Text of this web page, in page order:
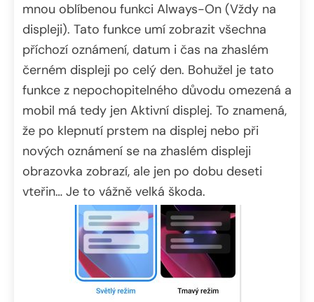
mnou oblíbenou funkci Always-On (Vždy na
displeji). Tato funkce umí zobrazit všechna
příchozí oznámení, datum i čas na zhaslém
černém displeji po celý den. Bohužel je tato
funkce z nepochopitelného důvodu omezená a
mobil má tedy jen Aktivní displej. To znamená,
že po klepnutí prstem na displej nebo při
nových oznámení se na zhaslém displeji
obrazovka zobrazí, ale jen po dobu deseti
vteřin… Je to vážně velká škoda.